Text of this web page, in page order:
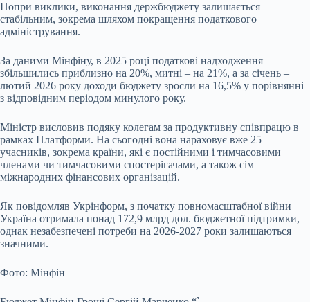
Попри виклики, виконання держбюджету залишається
стабільним, зокрема шляхом покращення податкового
адміністрування.
За даними Мінфіну, в 2025 році податкові надходження
збільшились приблизно на 20%, митні – на 21%, а за січень –
лютий 2026 року доходи бюджету зросли на 16,5% у порівнянні
з відповідним періодом минулого року.
Міністр висловив подяку колегам за продуктивну співпрацю в
рамках Платформи. На сьогодні вона нараховує вже 25
учасників, зокрема країни, які є постійними і тимчасовими
членами чи тимчасовими спостерігачами, а також сім
міжнародних фінансових організацій.
Як повідомляв Укрінформ, з початку повномасштабної війни
Україна отримала понад 172,9 млрд дол. бюджетної підтримки,
однак незабезпечені потреби на 2026-2027 роки залишаються
значними.
Фото: Мінфін